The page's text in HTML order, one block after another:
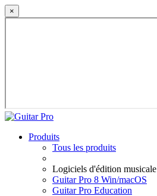
×
Produits
Tous les produits
Logiciels d'édition musicale
Guitar Pro 8 Win/macOS
Guitar Pro Education